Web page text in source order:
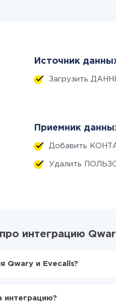
Источник
Загрузить
Приемник
Добавить
Удалить
интеграцию
Qwary и Evecalls?
интеграцию?